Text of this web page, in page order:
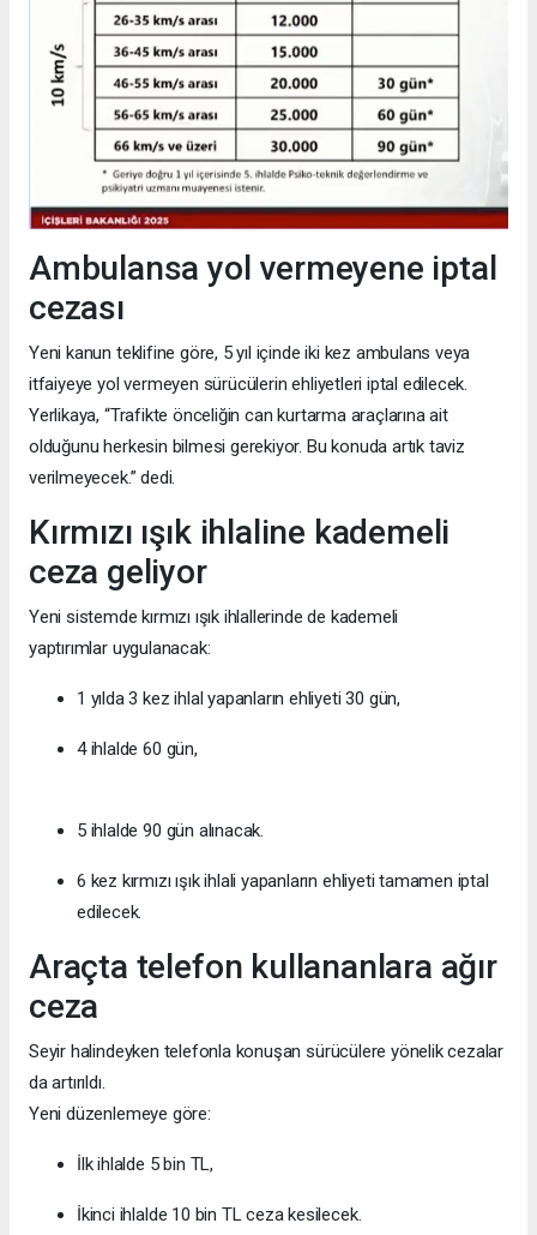
Ambulansa yol vermeyene iptal
cezası
Yeni kanun teklifine göre, 5 yıl içinde iki kez ambulans veya
itfaiyeye yol vermeyen sürücülerin ehliyetleri iptal edilecek.
Yerlikaya, “Trafikte önceliğin can kurtarma araçlarına ait
olduğunu herkesin bilmesi gerekiyor. Bu konuda artık taviz
verilmeyecek.” dedi.
Kırmızı ışık ihlaline kademeli
ceza geliyor
Yeni sistemde kırmızı ışık ihlallerinde de kademeli
yaptırımlar uygulanacak:
1 yılda 3 kez ihlal yapanların ehliyeti 30 gün,
4 ihlalde 60 gün,
5 ihlalde 90 gün alınacak.
6 kez kırmızı ışık ihlali yapanların ehliyeti tamamen iptal
edilecek.
Araçta telefon kullananlara ağır
ceza
Seyir halindeyken telefonla konuşan sürücülere yönelik cezalar
da artırıldı.
Yeni düzenlemeye göre:
İlk ihlalde 5 bin TL,
İkinci ihlalde 10 bin TL ceza kesilecek.